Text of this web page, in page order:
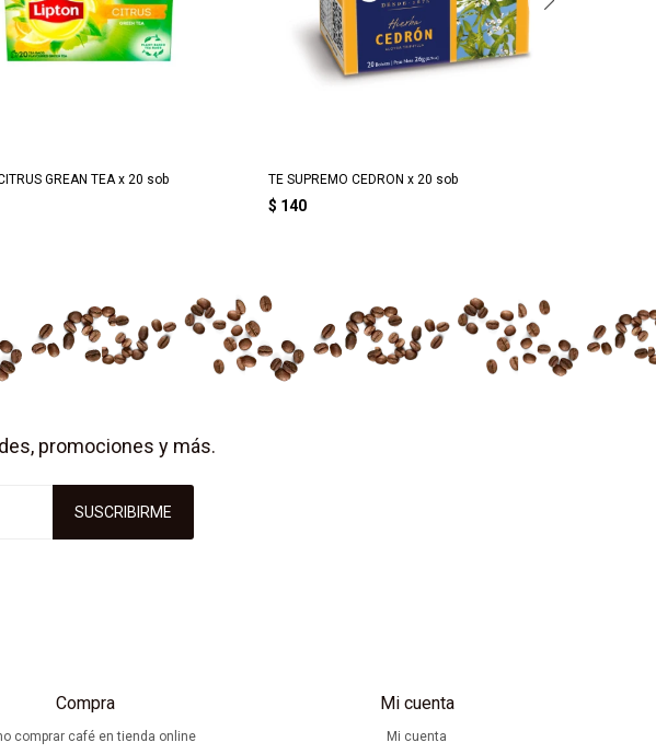
GREAN TEA x 20 sob TE SUPREMO CEDRON x 20 sob
$ 140
Compra
comprar café en tienda online
Mi cuenta
Mi cuenta
promociones y más.
SUSCRIBIRME